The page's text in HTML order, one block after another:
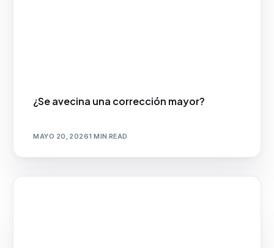
¿Se avecina una corrección mayor?
MAYO 20, 20261 MIN READ